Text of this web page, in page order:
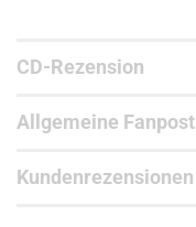
CD-Rezension
Allgemeine Fanpost
Kundenrezensionen